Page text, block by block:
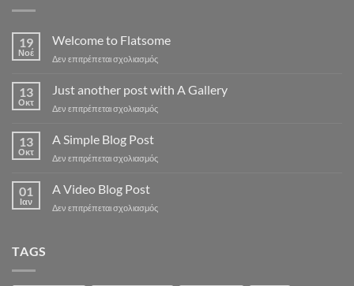
19
Νοέ
Welcome to Flatsome
Δεν επιτρέπεται σχολιασμόςστο
to
13
Οκτ
Just another post with A Gallery
Δεν επιτρέπεται σχολιασμόςστο
with
13
Οκτ
A Simple Blog Post
Δεν επιτρέπεται σχολιασμόςστο
Post
01
Ιαν
A Video Blog Post
Δεν επιτρέπεται σχολιασμόςστο
TAGS